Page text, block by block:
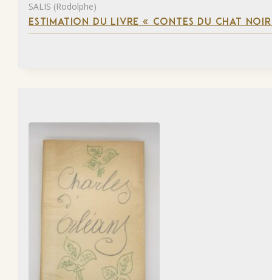
SALIS (Rodolphe)
ESTIMATION DU LIVRE « CONTES DU CHAT